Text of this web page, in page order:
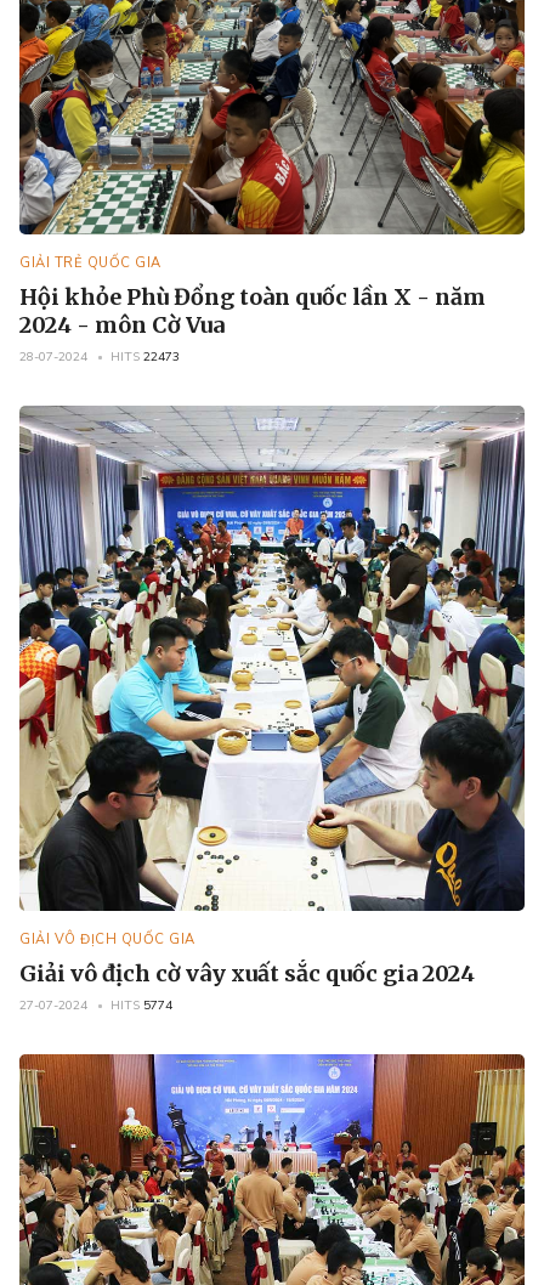
GIẢI TRẺ QUỐC GIA
Hội khỏe Phù Đổng toàn quốc lần X - năm
2024 - môn Cờ Vua
28-07-2024 HITS 22473
GIẢI VÔ ĐỊCH QUỐC GIA
Giải vô địch cờ vây xuất sắc quốc gia 2024
27-07-2024 HITS 5774